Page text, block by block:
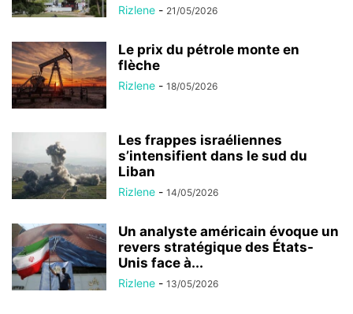
Rizlene - 21/05/2026
Le prix du pétrole monte en
flèche
Rizlene - 18/05/2026
Les frappes israéliennes
s’intensifient dans le sud du
Liban
Rizlene - 14/05/2026
Un analyste américain évoque un
revers stratégique des États-
Unis face à...
Rizlene - 13/05/2026